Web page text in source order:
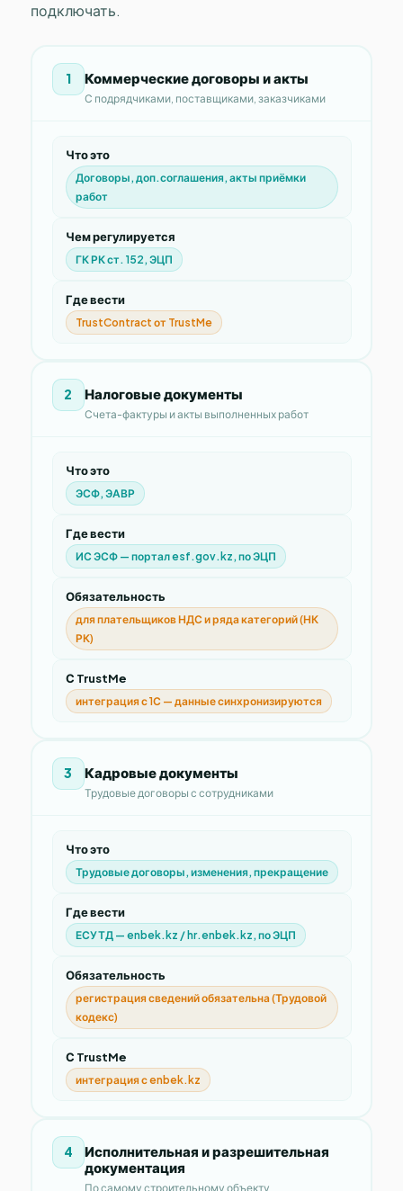
подключать.
1 Коммерческие договоры и акты
С подрядчиками, поставщиками, заказчиками
Что это
Договоры, доп.соглашения, акты приёмки
работ
Чем регулируется
ГК РК ст. 152, ЭЦП
Где вести
TrustContract от TrustMe
2 Налоговые документы
Счета-фактуры и акты выполненных работ
Что это
ЭСФ, ЭАВР
Где вести
ИС ЭСФ — портал esf.gov.kz, по ЭЦП
Обязательность
для плательщиков НДС и ряда категорий (НК
РК)
С TrustMe
интеграция с 1С — данные синхронизируются
3 Кадровые документы
Трудовые договоры с сотрудниками
Что это
Трудовые договоры, изменения, прекращение
Где вести
ЕСУТД — enbek.kz / hr.enbek.kz, по ЭЦП
Обязательность
регистрация сведений обязательна (Трудовой
кодекс)
С TrustMe
интеграция с enbek.kz
4
Исполнительная и разрешительная
документация
По самому строительному объекту